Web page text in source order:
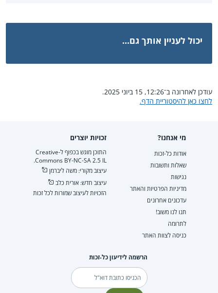
יכול לעניין אותך גם...
עודכן לאחרונה ב־12:26, 15 ביוני 2025.
לחצו כאן להיסטוריית הדף.
מי אנחנו?
אודות כל-זכות
שאלות ותשובות
נגישות
מדיניות הפרטיות והאתר
עדכונים אחרונים
תנו לנו משוב!
לתרומה
כניסה לצוות האתר
זכויות יוצרים
התוכן מוגש בכפוף ל-Creative
Commons BY-NC-SA 2.5 IL.
עיצוב מקורי: משה ליברמן
עיצוב חדש: אורית כלב
הזכויות לעיצוב שמורות לכל זכות
הרשמה לידיעון כל-זכות
דוא"ל